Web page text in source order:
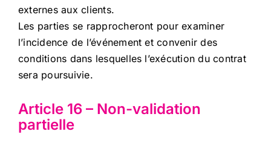
externes aux clients.
Les parties se rapprocheront pour examiner
l’incidence de l’événement et convenir des
conditions dans lesquelles l’exécution du contrat
sera poursuivie.
Article 16 – Non-validation
partielle